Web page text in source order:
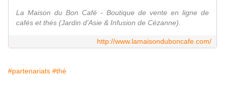
La Maison du Bon Café - Boutique de vente en ligne de
cafés et thés (Jardin d'Asie & Infusion de Cézanne).
http://www.lamaisonduboncafe.com/
#partenariats #thé